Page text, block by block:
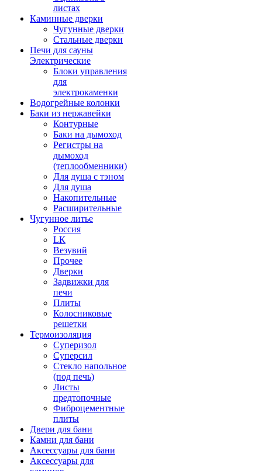
листах
Каминные дверки
Чугунные дверки
Стальные дверки
Печи для сауны
Электрические
Блоки управления
для
электрокаменки
Водогрейные колонки
Баки из нержавейки
Контурные
Баки на дымоход
Регистры на
дымоход
(теплообменники)
Для душа с тэном
Для душа
Накопительные
Расширительные
Чугунное литье
Россия
LК
Везувий
Прочее
Дверки
Задвижки для
печи
Плиты
Колосниковые
решетки
Термоизоляция
Суперизол
Суперсил
Стекло напольное
(под печь)
Листы
предтопочные
Фиброцементные
плиты
Двери для бани
Камни для бани
Аксессуары для бани
Аксессуары для